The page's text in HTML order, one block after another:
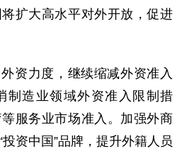
扩大高水平对外开放，促进
资力度，继续缩减外资准入
制造业领域外资准入限制措
服务业市场准入。加强外商
资中国”品牌，提升外籍人员